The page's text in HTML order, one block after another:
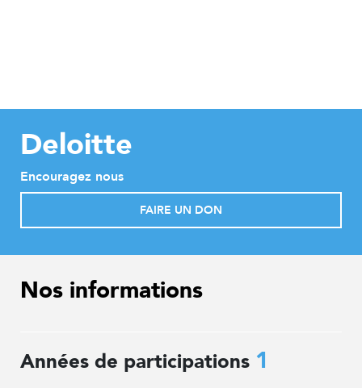
Deloitte
Encouragez nous
FAIRE UN DON
Nos informations
Années de participations 1